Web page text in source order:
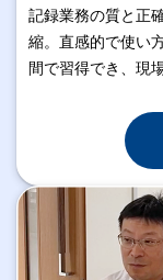
記録業務の質と正
縮。直感的で使い
間で習得でき、現